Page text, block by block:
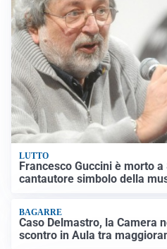
LUTTO
Francesco Guccini è morto
cantautore simbolo della
BAGARRE
Caso Delmastro, la Camera
scontro in Aula tra